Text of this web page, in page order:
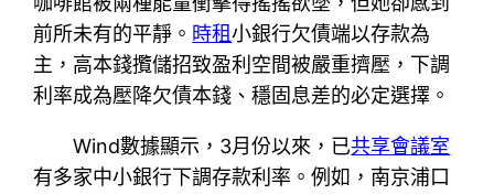
前所未有的平靜。 時租小銀行欠債端以存款為
主，高本錢攬儲招致盈利空間被嚴重擠壓，下調
利率成為壓降欠債本錢、穩固息差的必定選擇。
Wind數據顯示，3月份以來，已共享會議室
有多家中小銀行下調存款利率。例如，南京浦口